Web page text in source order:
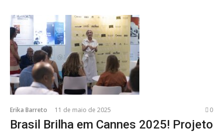
Erika Barreto 11 de maio de 2025 0
Brasil Brilha em Cannes 2025! Projeto